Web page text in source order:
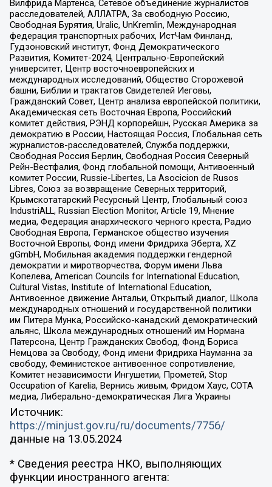
Вилфрида Мартенса, Сетевое объединение журналистов
расследователей, АЛЛАТРА, За свободную Россию,
Свободная Бурятия, Uralic, UnKremlin, Международная
федерация транспортных рабочих, ИстЧам Финланд,
Гудзоновский институт, Фонд Демократического
Развития, Комитет-2024, Центрально-Европейский
университет, Центр восточноевропейских и
международных исследований, Общество Сторожевой
башни, Библии и трактатов Свидетелей Иеговы,
Гражданский Совет, Центр анализа европейской политики,
Академическая сеть Восточная Европа, Российский
комитет действия, РЭНД корпорейшн, Русская Америка за
демократию в России, Настоящая Россия, Глобальная сеть
журналистов-расследователей, Служба поддержки,
Свободная Россия Берлин, Свободная Россия Северный
Рейн-Вестфалия, Фонд глобальной помощи, Антивоенный
комитет России, Russie-Libertes, La Asocicion de Rusos
Libres, Союз за возвращение Северных территорий,
Крымскотатарский Ресурсный Центр, Глобальный союз
IndustriALL, Russian Election Monitor, Article 19, Мнение
медиа, Федерация анархического черного креста, Радио
Свободная Европа, Германское общество изучения
Восточной Европы, Фонд имени Фридриха Эберта, XZ
gGmbH, Мобильная академия поддержки гендерной
демократии и миротворчества, Форум имени Льва
Копелева, American Councils for International Education,
Cultural Vistas, Institute of International Education,
Антивоенное движение Антальи, Открытый диалог, Школа
международных отношений и государственной политики
им Питера Мунка, Российско-канадский демократический
альянс, Школа международных отношений им Нормана
Патерсона, Центр Гражданских Свобод, Фонд Бориса
Немцова за Свободу, Фонд имени Фридриха Науманна за
свободу, Феминистское антивоенное сопротивление,
Комитет независимости Ингушетии, Прометей, Stop
Occupation of Karelia, Вернись живым, Фридом Хаус, СОТА
медиа, Либерально-демократическая Лига Украины
Источник:
https://minjust.gov.ru/ru/documents/7756/
данные на 13.05.2024
* Сведения реестра НКО, выполняющих
функции иностранного агента: